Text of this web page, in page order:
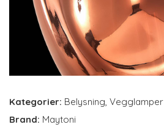
Kategorier: Belysning, Vegglamper
Brand: Maytoni